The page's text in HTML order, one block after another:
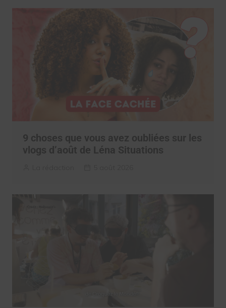
9 choses que vous avez oubliées sur les
vlogs d’août de Léna Situations